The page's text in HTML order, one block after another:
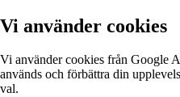
Vi använder cookies
Vi använder cookies från Google
används och förbättra din
val.